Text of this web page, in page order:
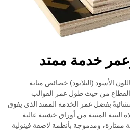
وعمر خدمة ممتد
الأسود (البلايود) خصائص متانة
القطاع من حيث طول عمر القوالب
بفضل عمر الخدمة الممتد الذي يفوق
البنية المتينة من أوراق خشبية عالية
ومدموجة بأنظمة لاصقة فينولية